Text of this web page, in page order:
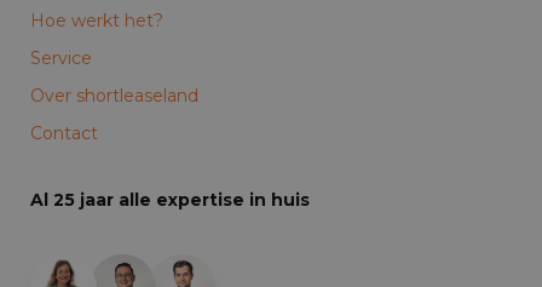
Hoe werkt het?
Service
Over shortleaseland
Contact
Al 25 jaar alle expertise in huis